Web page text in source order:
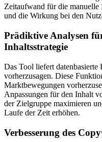
Zeitaufwand für die
und die Wirkung bei den
Prädiktive Analysen
Inhaltsstrategie
Das Tool liefert
vorherzusagen. Diese
Marktbewegungen
Anpassungen für den Inhalt
der Zielgruppe maximieren
Laufe der Zeit erhöhen.
Verbesserung des